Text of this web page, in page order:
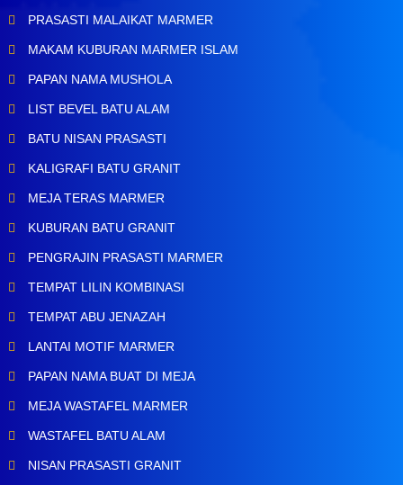
PRASASTI MALAIKAT MARMER
MAKAM KUBURAN MARMER ISLAM
PAPAN NAMA MUSHOLA
LIST BEVEL BATU ALAM
BATU NISAN PRASASTI
KALIGRAFI BATU GRANIT
MEJA TERAS MARMER
KUBURAN BATU GRANIT
PENGRAJIN PRASASTI MARMER
TEMPAT LILIN KOMBINASI
TEMPAT ABU JENAZAH
LANTAI MOTIF MARMER
PAPAN NAMA BUAT DI MEJA
MEJA WASTAFEL MARMER
WASTAFEL BATU ALAM
NISAN PRASASTI GRANIT